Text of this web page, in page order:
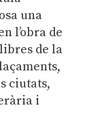
una
l’obra de
de la
ciutats,
i